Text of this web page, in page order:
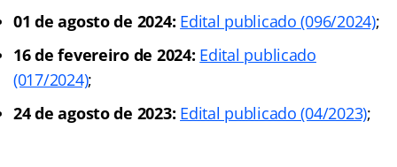
01 de agosto de 2024: Edital publicado (096/2024);
16 de fevereiro de 2024: Edital publicado
(017/2024);
24 de agosto de 2023: Edital publicado (04/2023);